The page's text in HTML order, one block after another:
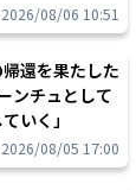
2026/08/06 10:51
還を果たした
ンチュとして
いく」
2026/08/05 17:00